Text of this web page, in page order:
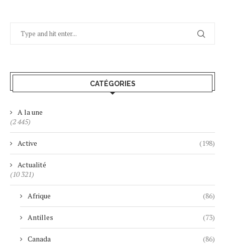
CATÉGORIES
A la une
(2 445)
Active (198)
Actualité
(10 321)
Afrique (86)
Antilles (73)
Canada (86)